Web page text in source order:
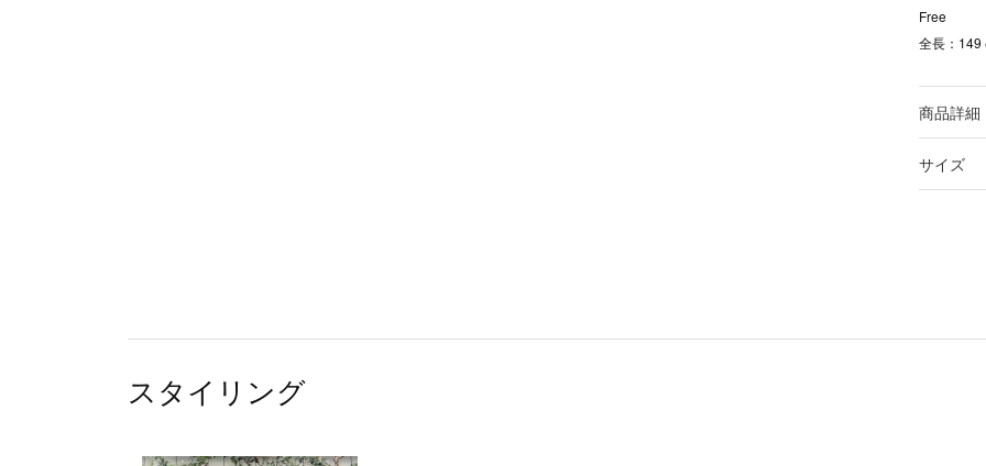
Free
全長：149
商品詳細
サイズ
スタイリング